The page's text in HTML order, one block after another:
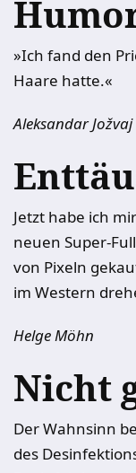
»Ich fand den
Haare hatte.«
Aleksandar Jožvaj
Jetzt habe ich
neuen Super-
von Pixeln
im Western
Helge Möhn
Nicht
Der Wahnsinn
des